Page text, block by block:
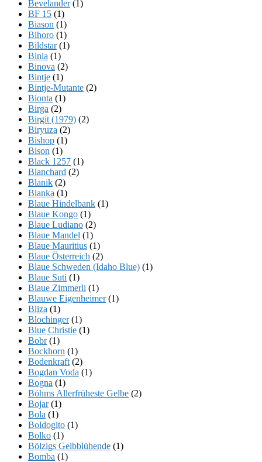
Bevelander(1)
BF 15 (1)
Biason (1)
Bihoro (1)
Bildstar(1)
Binia (1)
Binova (2)
Bintje (1)
Bintje-Mutante (2)
Bionta (1)
Birga (2)
Birgit (1979) (2)
Biryuza (2)
Bishop (1)
Bison (1)
Black 1257 (1)
Blanchard (2)
Blanik (2)
Blanka (1)
Blaue Hindelbank (1)
Blaue Kongo (1)
Blaue Ludiano (2)
Blaue Mandel (1)
Blaue Mauritius (1)
Blaue Österreich (2)
Blaue Schweden (Idaho Blue) (1)
Blaue Suti (1)
Blaue Zimmerli (1)
Blauwe Eigenheimer(1)
Bliza (1)
Blochinger(1)
Blue Christie (1)
Bobr(1)
Bockhorn (1)
Bodenkraft (2)
Bogdan Voda (1)
Bogna (1)
Böhms Allerfrüheste Gelbe (2)
Bojar(1)
Bola (1)
Boldogito (1)
Bolko (1)
Bölzigs Gelbblühende (1)
Bomba (1)